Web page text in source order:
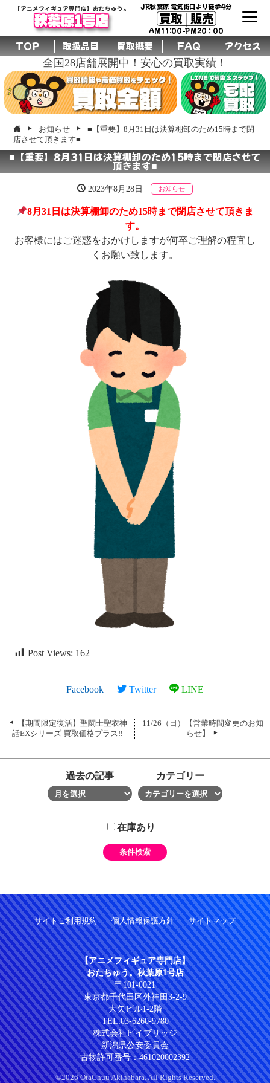
【アニメフィギュア専門店】おたちゅう。
秋葉原1号店
JR秋葉原 電気街口より徒歩4分
買取│販売
AM11:00-PM20：00
TOP 取扱品目 買取概要 FAQ アクセス
全国28店舗展開中！安心の買取実績！
お知らせ
■【重要】8月31日は決算棚卸のため15時まで閉
店させて頂きます■
■【重要】8月31日は決算棚卸のため15時まで閉店させて
頂きます■
2023年8月28日 お知らせ
8月31日は決算棚卸のため15時まで閉店させて頂きま
す。
お客様にはご迷惑をおかけしますが何卒ご理解の程宜し
くお願い致します。
Post Views: 162
Facebook Twitter LINE
【期間限定復活】聖闘士聖衣神
話EXシリーズ 買取価格プラス‼
11/26（日）【営業時間変更のお知
らせ】
過去の記事 カテゴリー
在庫あり
サイトご利用規約 個人情報保護方針 サイトマップ
【アニメフィギュア専門店】
おたちゅう。秋葉原1号店
〒101-0021
東京都千代田区外神田3-2-9
大矢ビル1-2階
TEL:03-6260-9780
株式会社ビイブリッジ
新潟県公安委員会
古物許可番号：461020002392
©2026 OtaChuu Akihabara. All Rights Reserved.